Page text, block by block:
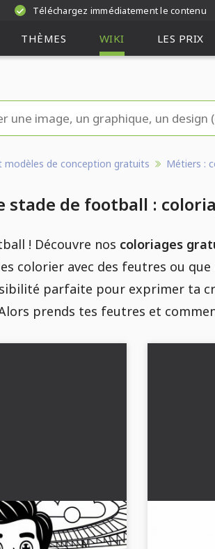
Téléchargez immédiatement le contenu
THÈMES WIKI LES PRIX
modèles de conception gratuits Métiers :
stade de football :
! Découvre nos coloriages
colorier avec des feutres ou
parfaite pour exprimer ta
prends tes feutres et
de l'annonceur de
Modèle